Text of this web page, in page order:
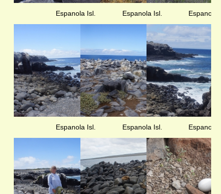
Espanola Isl. Espanola Isl. Espanola
Espanola Isl. Espanola Isl. Espanola